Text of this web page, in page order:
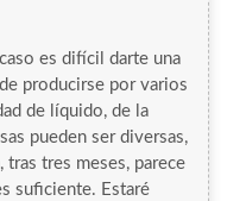
es difícil darte una
producirse por varios
de líquido, de la
pueden ser diversas,
tras tres meses, parece
suficiente. Estaré